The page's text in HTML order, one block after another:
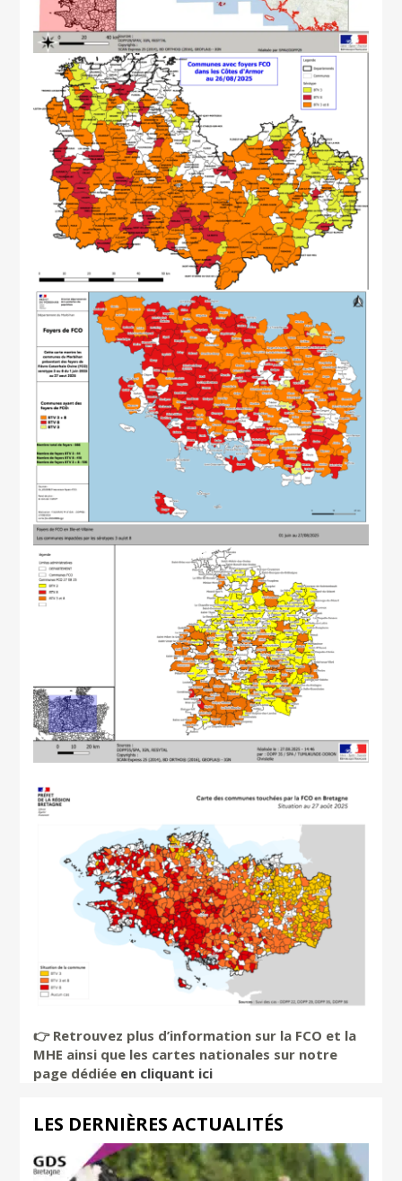
👉️ Retrouvez plus d’information sur la FCO et la
MHE ainsi que les cartes nationales sur notre
page dédiée en cliquant ici
LES DERNIÈRES ACTUALITÉS